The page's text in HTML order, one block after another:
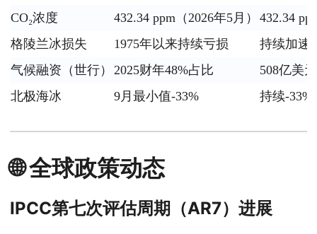
CO₂浓度
432.34 ppm（2026年5月） 432.34
格陵兰冰损失
1975年以来持续亏损
持续加速
气候融资（世行） 2025财年48%占比
508亿美
北极海冰
9月最小值-33% 持续-33%
🌐 全球政策动态
IPCC第七次评估周期（AR7）进展